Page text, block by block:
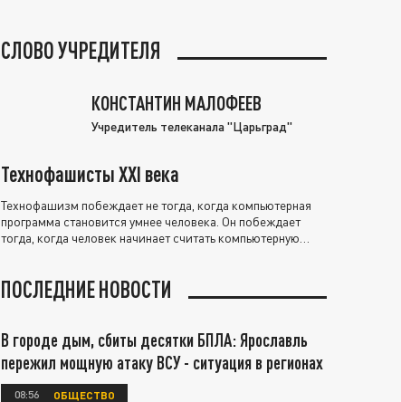
СЛОВО УЧРЕДИТЕЛЯ
КОНСТАНТИН МАЛОФЕЕВ
Учредитель телеканала "Царьград"
Технофашисты XXI века
Технофашизм побеждает не тогда, когда компьютерная
программа становится умнее человека. Он побеждает
тогда, когда человек начинает считать компьютерную
ПОСЛЕДНИЕ НОВОСТИ
В городе дым, сбиты десятки БПЛА: Ярославль
пережил мощную атаку ВСУ - ситуация в регионах
08:56 ОБЩЕСТВО